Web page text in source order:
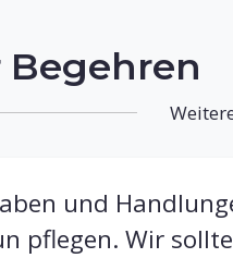
Begehren
und
pflegen. Wir